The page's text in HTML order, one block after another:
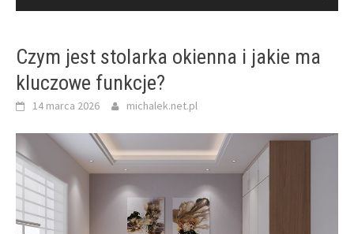
Czym jest stolarka okienna i jakie ma
kluczowe funkcje?
14 marca 2026 michalek.net.pl